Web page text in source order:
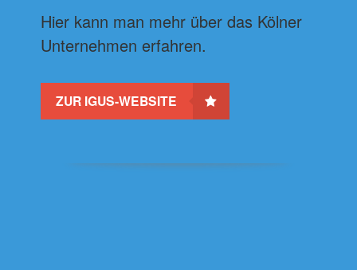
Hier kann man mehr über das Kölner
Unternehmen erfahren.
ZUR IGUS-WEBSITE